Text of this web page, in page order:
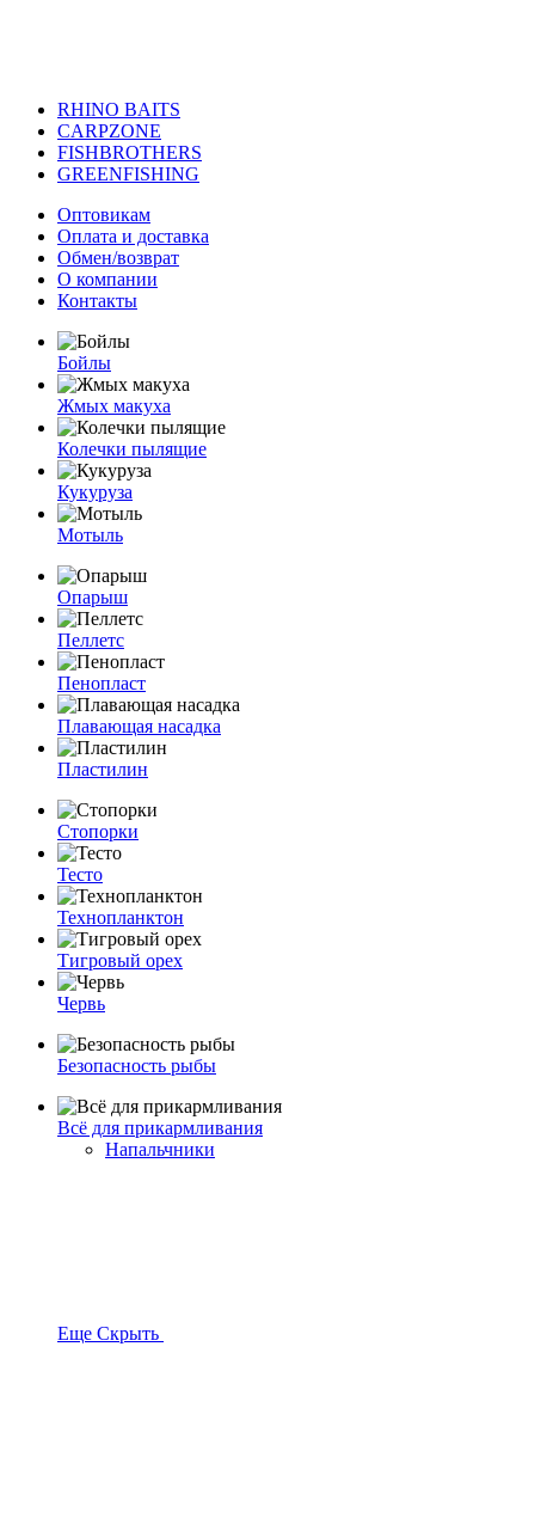
RHINO BAITS
CARPZONE
FISHBROTHERS
GREENFISHING
Оптовикам
Оплата и доставка
Обмен/возврат
О компании
Контакты
Бойлы
Жмых макуха
Колечки пылящие
Кукуруза
Мотыль
Опарыш
Пеллетс
Пенопласт
Плавающая насадка
Пластилин
Стопорки
Тесто
Технопланктон
Тигровый орех
Червь
Безопасность рыбы
Всё для прикармливания
Напальчники
Еще Скрыть